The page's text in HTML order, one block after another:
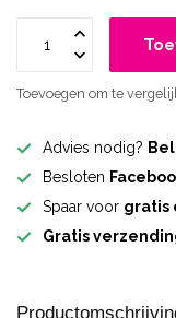
Toevoegen om te
Advies nodig?
Besloten
Spaar voor gratis
Gratis